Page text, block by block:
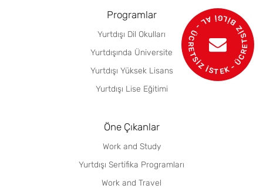
Programlar
Yurtdışı Dil Okulları
Yurtdışında Üniversite
Yurtdışı Yüksek Lisans
Yurtdışı Lise Eğitimi
Öne Çıkanlar
Work and Study
Yurtdışı Sertifika Programları
Work and Travel
- ÜCRETSİZ BİLGİ AL - ÜCRETSİZ İSTEK